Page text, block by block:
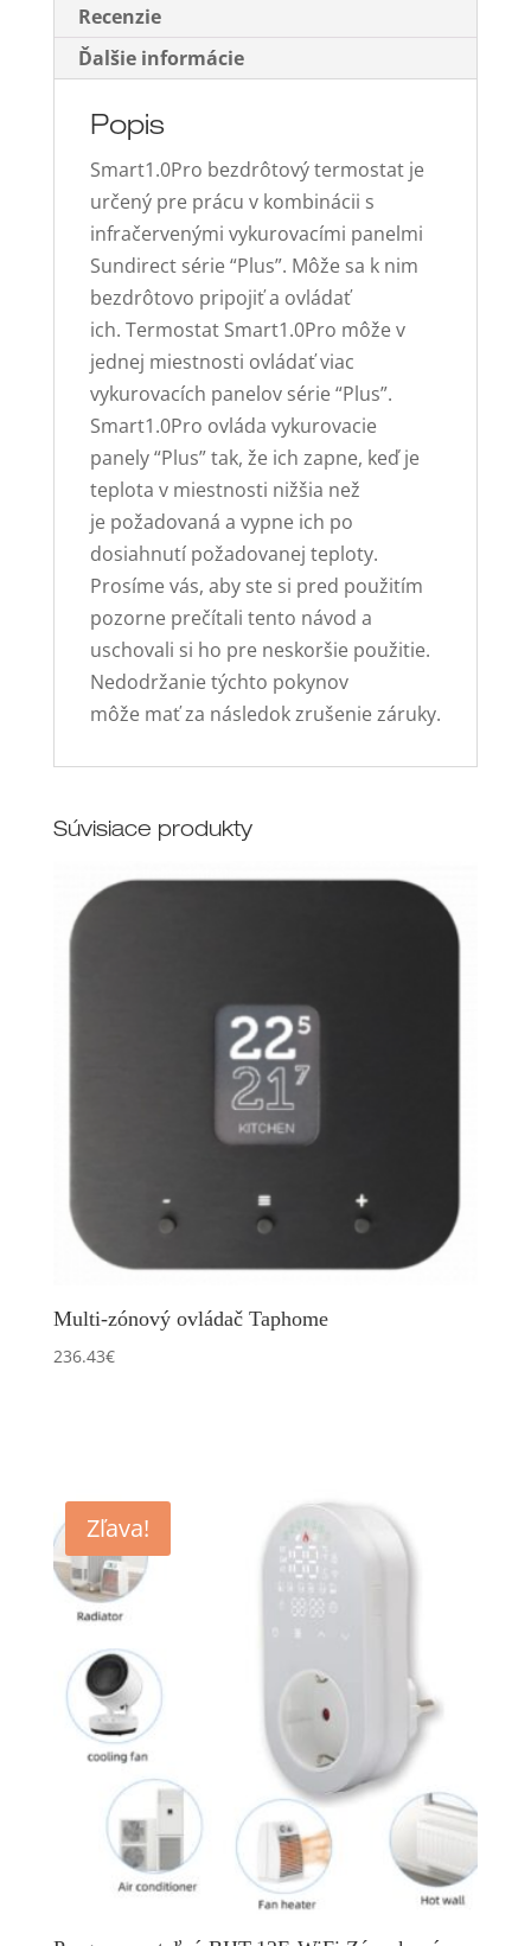
Recenzie
Ďalšie informácie
Popis
Smart1.0Pro bezdrôtový termostat je
určený pre prácu v kombinácii s
infračervenými vykurovacími panelmi
Sundirect série “Plus”. Môže sa k nim
bezdrôtovo pripojiť a ovládať
ich. Termostat Smart1.0Pro môže v
jednej miestnosti ovládať viac
vykurovacích panelov série “Plus”.
Smart1.0Pro ovláda vykurovacie
panely “Plus” tak, že ich zapne, keď je
teplota v miestnosti nižšia než
je požadovaná a vypne ich po
dosiahnutí požadovanej teploty.
Prosíme vás, aby ste si pred použitím
pozorne prečítali tento návod a
uschovali si ho pre neskoršie použitie.
Nedodržanie týchto pokynov
môže mať za následok zrušenie záruky.
Súvisiace produkty
Multi-zónový ovládač Taphome
236.43€
Zľava!